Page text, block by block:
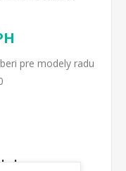
pre modely radu